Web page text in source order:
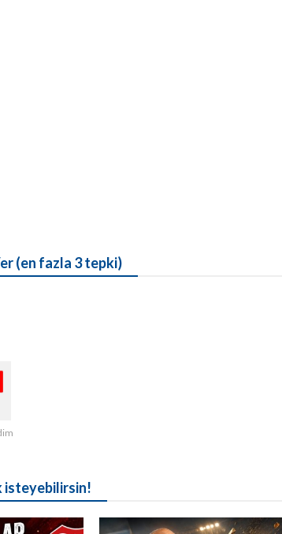
(en fazla 3 tepki)
isteyebilirsin!